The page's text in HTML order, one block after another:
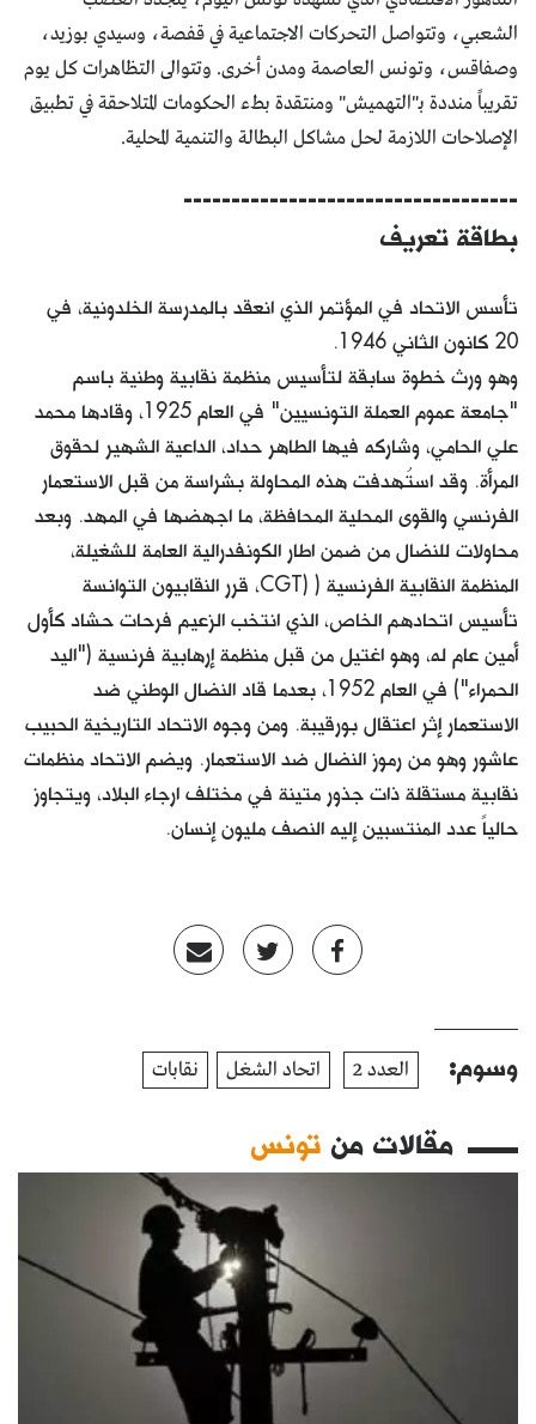
الشعبي، وتتواصل التحركات الاجتماعية في قفصة، وسيدي بوزيد،
وصفاقس، وتونس العاصمة ومدن أخرى. وتتوالى التظاهرات كل يوم
تقريباً منددة بـ"التهميش" ومنتقدة بطء الحكومات المتلاحقة في تطبيق
الإصلاحات اللازمة لحل مشاكل البطالة والتنمية المحلية.
-----------------------------------
بطاقة تعريف
تأسس الاتحاد في المؤتمر الذي انعقد بالمدرسة الخلدونية، في
20 كانون الثاني 1946.
وهو ورث خطوة سابقة لتأسيس منظمة نقابية وطنية باسم
"جامعة عموم العملة التونسيين" في العام 1925، وقادها محمد
علي الحامي، وشاركه فيها الطاهر حداد، الداعية الشهير لحقوق
المرأة. وقد استُهدفت هذه المحاولة بشراسة من قبل الاستعمار
الفرنسي والقوى المحلية المحافظة، ما اجهضها في المهد. وبعد
محاولات للنضال من ضمن اطار الكونفدرالية العامة للشغيلة،
المنظمة النقابية الفرنسية ( (CGT، قرر النقابيون التوانسة
تأسيس اتحادهم الخاص، الذي انتخب الزعيم فرحات حشاد كأول
أمين عام له، وهو اغتيل من قبل منظمة إرهابية فرنسية ("اليد
الحمراء") في العام 1952، بعدما قاد النضال الوطني ضد
الاستعمار إثر اعتقال بورقيبة. ومن وجوه الاتحاد التاريخية الحبيب
عاشور وهو من رموز النضال ضد الاستعمار. ويضم الاتحاد منظمات
نقابية مستقلة ذات جذور متينة في مختلف ارجاء البلاد، ويتجاوز
حالياً عدد المنتسبين إليه النصف مليون إنسان.
وسوم: العدد 2 اتحاد الشغل نقابات
مقالات من تونس